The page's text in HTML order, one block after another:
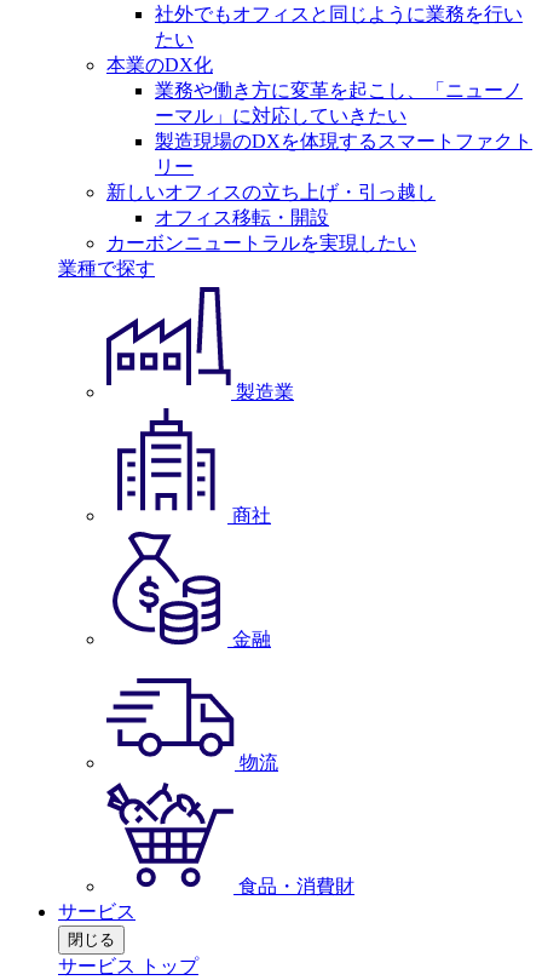
社外でもオフィスと同じように業務を行い
たい
本業のDX化
業務や働き方に変革を起こし、「ニューノ
ーマル」に対応していきたい
製造現場のDXを体現するスマートファクト
リー
新しいオフィスの立ち上げ・引っ越し
オフィス移転・開設
カーボンニュートラルを実現したい
業種で探す
製造業
商社
金融
物流
食品・消費財
サービス
閉じる
サービス トップ